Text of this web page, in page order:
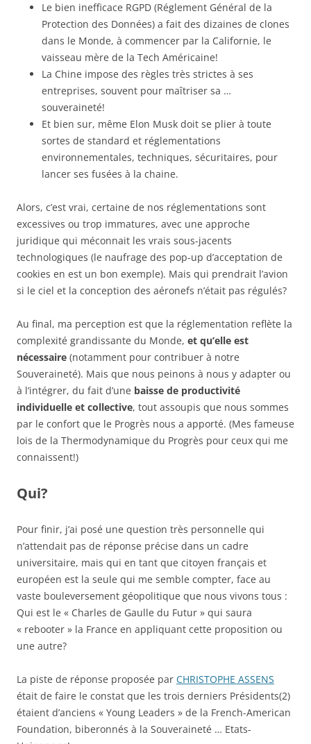
Le bien inefficace RGPD (Réglement Général de la
Protection des Données) a fait des dizaines de clones
dans le Monde, à commencer par la Californie, le
vaisseau mère de la Tech Américaine!
La Chine impose des règles très strictes à ses
entreprises, souvent pour maîtriser sa …
souveraineté!
Et bien sur, même Elon Musk doit se plier à toute
sortes de standard et réglementations
environnementales, techniques, sécuritaires, pour
lancer ses fusées à la chaine.
Alors, c’est vrai, certaine de nos réglementations sont
excessives ou trop immatures, avec une approche
juridique qui méconnait les vrais sous-jacents
technologiques (le naufrage des pop-up d’acceptation de
cookies en est un bon exemple). Mais qui prendrait l’avion
si le ciel et la conception des aéronefs n’était pas régulés?
Au final, ma perception est que la réglementation reflète la
complexité grandissante du Monde, et qu’elle est
nécessaire (notamment pour contribuer à notre
Souveraineté). Mais que nous peinons à nous y adapter ou
à l’intégrer, du fait d’une baisse de productivité
individuelle et collective, tout assoupis que nous sommes
par le confort que le Progrès nous a apporté. (Mes fameuse
lois de la Thermodynamique du Progrès pour ceux qui me
connaissent!)
Qui?
Pour finir, j’ai posé une question très personnelle qui
n’attendait pas de réponse précise dans un cadre
universitaire, mais qui en tant que citoyen français et
européen est la seule qui me semble compter, face au
vaste bouleversement géopolitique que nous vivons tous :
Qui est le « Charles de Gaulle du Futur » qui saura
« rebooter » la France en appliquant cette proposition ou
une autre?
La piste de réponse proposée par CHRISTOPHE ASSENS
était de faire le constat que les trois derniers Présidents(2)
étaient d’anciens « Young Leaders » de la French-American
Foundation, biberonnés à la Souveraineté … Etats-